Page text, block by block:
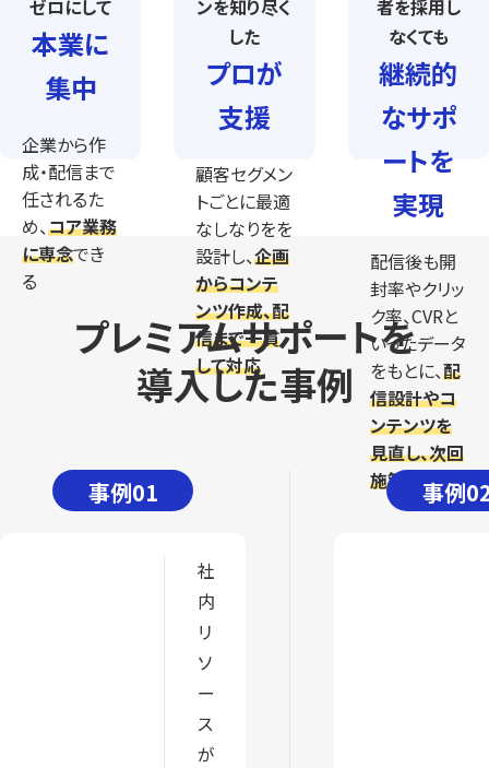
ゼロにして
本業に
集中
企業から作
成・配信まで
任されるた
め、コア業務
に専念でき
る
ンを知り尽く
した
プロが
支援
顧客セグメン
トごとに最適
なしなりをを
設計し、企画
からコンテ
ンツ作成、配
信まで一貫
して対応
者を採用し
なくても
継続的
なサポ
ートを
実現
配信後も開
封率やクリッ
ク率、CVRと
いったデータ
をもとに、配
信設計やコ
ンテンツを
見直し、次回
施策を実施
プレミアムサポートを
導入した事例
事例01
社
内
リ
ソ
ー
ス
が
事例